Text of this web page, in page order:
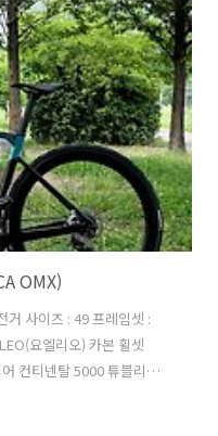
달 : 스피드 플레이 신형 (티
* 90mm 스템 : SLR01 일체
OMX)
거 사이즈 : 49 프레임셋 :
요엘리오) 카본 휠셋
컨티넨탈 5000 튜블리스
AXS 12단 (쿼크파워미터